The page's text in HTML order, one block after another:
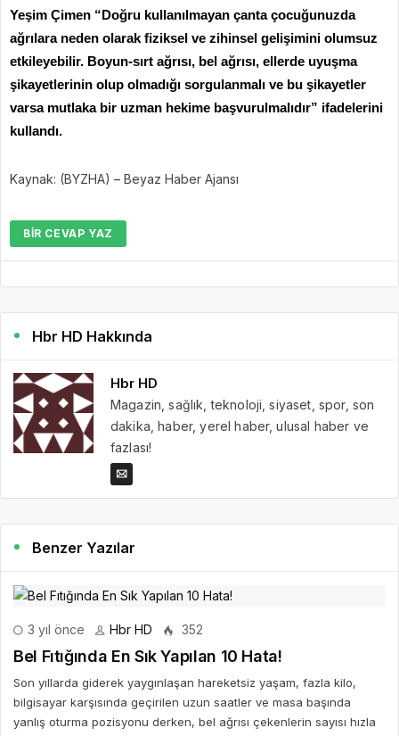
Yeşim Çimen “Doğru kullanılmayan çanta çocuğunuzda
ağrılara neden olarak fiziksel ve zihinsel gelişimini olumsuz
etkileyebilir. Boyun-sırt ağrısı, bel ağrısı, ellerde uyuşma
şikayetlerinin olup olmadığı sorgulanmalı ve bu şikayetler
varsa mutlaka bir uzman hekime başvurulmalıdır” ifadelerini
kullandı.
Kaynak: (BYZHA) – Beyaz Haber Ajansı
BIR CEVAP YAZ
Hbr HD Hakkında
Hbr HD
Magazin, sağlık, teknoloji, siyaset, spor, son
dakika, haber, yerel haber, ulusal haber ve
fazlası!
Benzer Yazılar
3 yıl önce Hbr HD 352
Bel Fıtığında En Sık Yapılan 10 Hata!
Son yıllarda giderek yaygınlaşan hareketsiz yaşam, fazla kilo,
bilgisayar karşısında geçirilen uzun saatler ve masa başında
yanlış oturma pozisyonu derken, bel ağrısı çekenlerin sayısı hızla